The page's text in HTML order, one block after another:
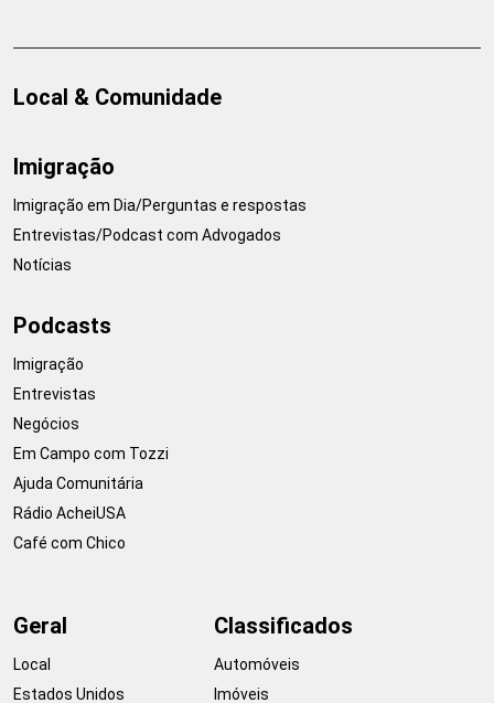
Local & Comunidade
Imigração
Imigração em Dia/Perguntas e respostas
Entrevistas/Podcast com Advogados
Notícias
Podcasts
Imigração
Entrevistas
Negócios
Em Campo com Tozzi
Ajuda Comunitária
Rádio AcheiUSA
Café com Chico
Geral
Local
Estados Unidos
Classificados
Automóveis
Imóveis